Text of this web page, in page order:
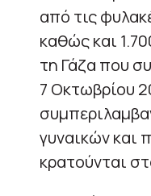
από τις
καθώς και
τη Γάζα που
7 Οκτωβρίου
γυναικών και
κρατούνται